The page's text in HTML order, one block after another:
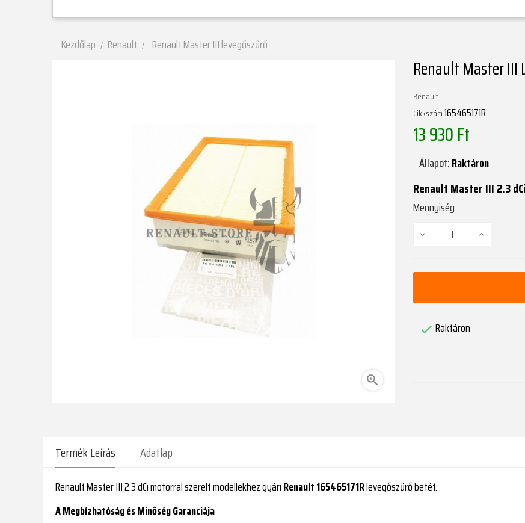
Kezdőlap Renault Renault Master III levegőszűrő

Renault Master III
Renault
Cikkszám165465171R
13 930 Ft
Állapot:Raktáron
Renault Master III 2.3
Mennyiség
 Raktáron
Termék Leírás Adatlap
Renault Master III 2.3 dCi motorral szerelt modellekhez gyáriRenault 165465171Rlevegőszűrő betét.
A Megbízhatóság és Minőség Garanciája